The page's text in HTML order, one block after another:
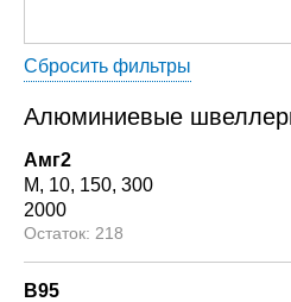
Сбросить фильтры
Алюминиевые
Амг2
М
10 150 300
2000
218
В95